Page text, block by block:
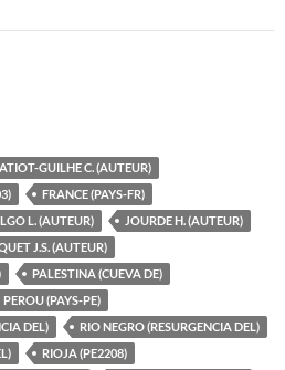
GUILHE C. (AUTEUR)
FRANCE (PAYS-FR)
L. (AUTEUR)
JOURDE H. (AUTEUR)
J.S. (AUTEUR)
PALESTINA (CUEVA DE)
PEROU (PAYS-PE)
DEL)
RIO NEGRO (RESURGENCIA DEL)
RIOJA (PE2208)